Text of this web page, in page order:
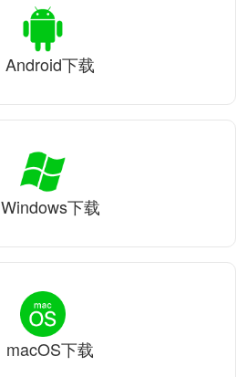
Android下载
Windows下载
macOS下载